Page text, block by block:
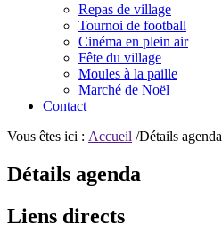
Repas de village
Tournoi de football
Cinéma en plein air
Fête du village
Moules à la paille
Marché de Noël
Contact
Vous êtes ici : Accueil /Détails agenda
Détails agenda
Liens directs